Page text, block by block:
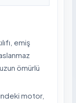
emiş
ömürlü
motor,